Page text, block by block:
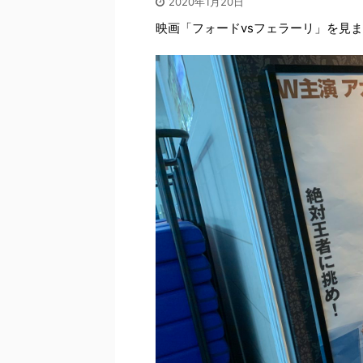
映画「フォードvsフェラーリ」を見